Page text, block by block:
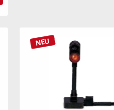
NEU